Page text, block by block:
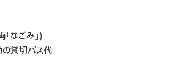
なごみ」)
貸切バス代